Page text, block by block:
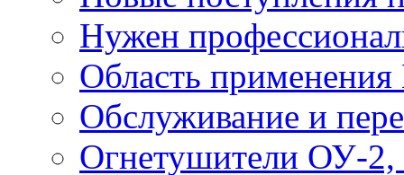
Нужен
Область
Обслуживание и
Огнетушители ОУ-